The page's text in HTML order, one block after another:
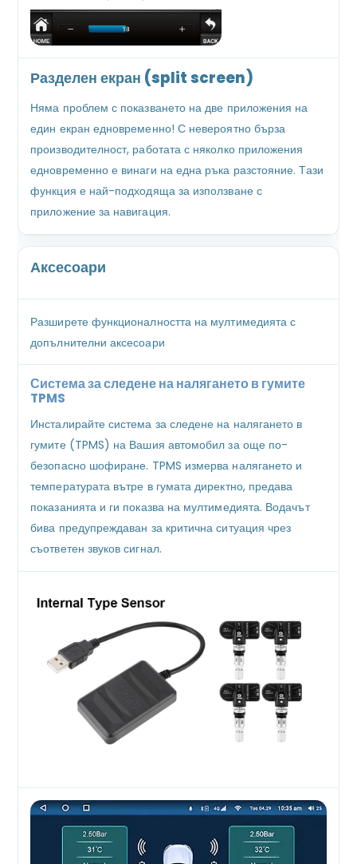
Разделен екран (split screen)
Няма проблем с показването на две приложения на
един екран едновременно! С невероятно бърза
производителност, работата с няколко приложения
едновременно е винаги на една ръка разстояние. Тази
функция е най-подходяща за използване с
приложение за навигация.
Аксесоари
Разширете функционалността на мултимедията с
допълнителни аксесоари
Система за следене на налягането в гумите
TPMS
Инсталирайте система за следене на налягането в
гумите (TPMS) на Вашия автомобил за още по-
безопасно шофиране. TPMS измерва налягането и
температурата вътре в гумата директно, предава
показанията и ги показва на мултимедията. Водачът
бива предупреждаван за критична ситуация чрез
съответен звуков сигнал.